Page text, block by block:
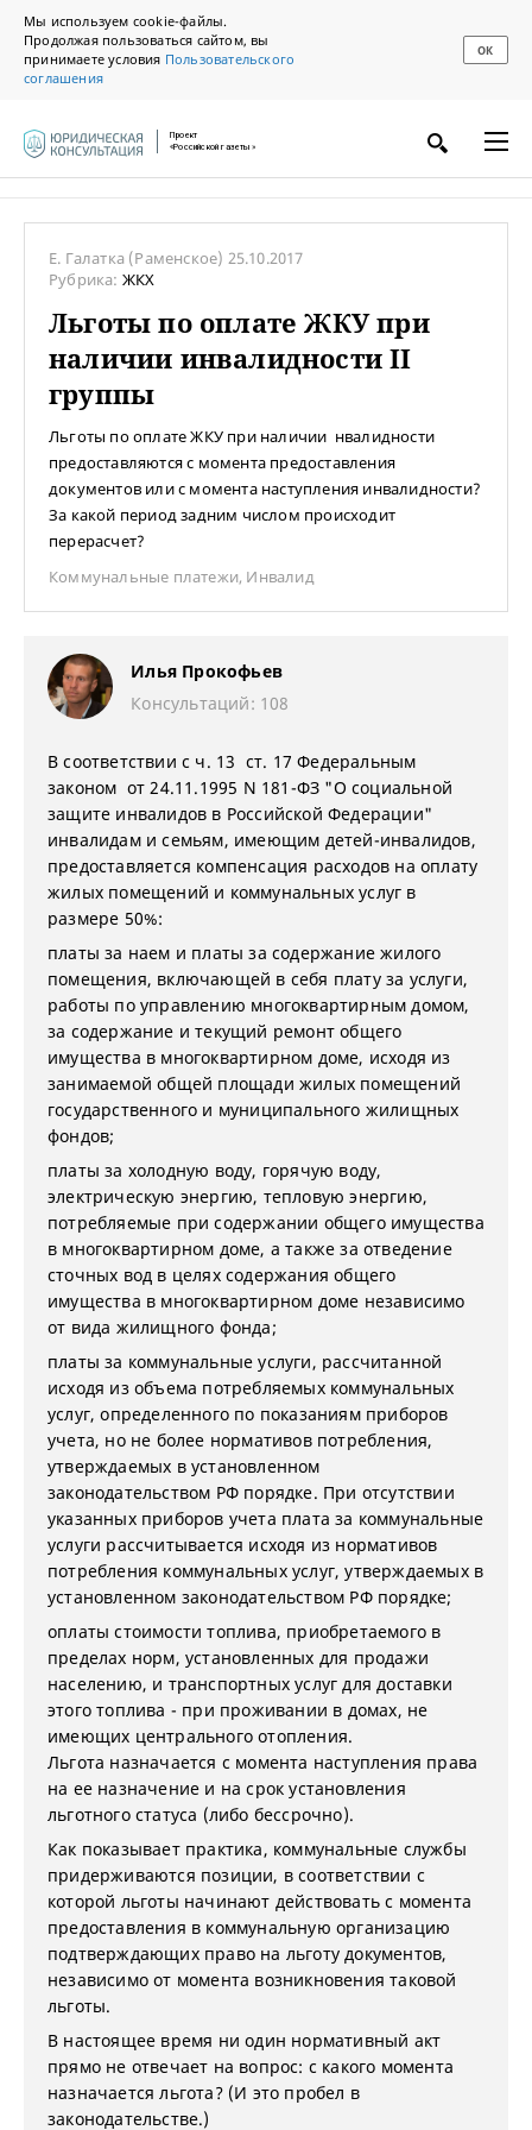
Мы используем cookie-файлы.
Продолжая пользоваться сайтом, вы
принимаете условия Пользовательского
соглашения
ОК
Проект
«Российской газеты»
Е. Галатка (Раменское) 25.10.2017
Рубрика: ЖКХ
Льготы по оплате ЖКУ при
наличии инвалидности II
группы
Льготы по оплате ЖКУ при наличии нвалидности
предоставляются с момента предоставления
документов или с момента наступления инвалидности?
За какой период задним числом происходит
перерасчет?
Коммунальные платежи, Инвалид
Илья Прокофьев
Консультаций: 108
В соответствии с ч. 13 ст. 17 Федеральным
законом от 24.11.1995 N 181-ФЗ "О социальной
защите инвалидов в Российской Федерации"
инвалидам и семьям, имеющим детей-инвалидов,
предоставляется компенсация расходов на оплату
жилых помещений и коммунальных услуг в
размере 50%:
платы за наем и платы за содержание жилого
помещения, включающей в себя плату за услуги,
работы по управлению многоквартирным домом,
за содержание и текущий ремонт общего
имущества в многоквартирном доме, исходя из
занимаемой общей площади жилых помещений
государственного и муниципального жилищных
фондов;
платы за холодную воду, горячую воду,
электрическую энергию, тепловую энергию,
потребляемые при содержании общего имущества
в многоквартирном доме, а также за отведение
сточных вод в целях содержания общего
имущества в многоквартирном доме независимо
от вида жилищного фонда;
платы за коммунальные услуги, рассчитанной
исходя из объема потребляемых коммунальных
услуг, определенного по показаниям приборов
учета, но не более нормативов потребления,
утверждаемых в установленном
законодательством РФ порядке. При отсутствии
указанных приборов учета плата за коммунальные
услуги рассчитывается исходя из нормативов
потребления коммунальных услуг, утверждаемых в
установленном законодательством РФ порядке;
оплаты стоимости топлива, приобретаемого в
пределах норм, установленных для продажи
населению, и транспортных услуг для доставки
этого топлива - при проживании в домах, не
имеющих центрального отопления.
Льгота назначается с момента наступления права
на ее назначение и на срок установления
льготного статуса (либо бессрочно).
Как показывает практика, коммунальные службы
придерживаются позиции, в соответствии с
которой льготы начинают действовать с момента
предоставления в коммунальную организацию
подтверждающих право на льготу документов,
независимо от момента возникновения таковой
льготы.
В настоящее время ни один нормативный акт
прямо не отвечает на вопрос: с какого момента
назначается льгота? (И это пробел в
законодательстве.)